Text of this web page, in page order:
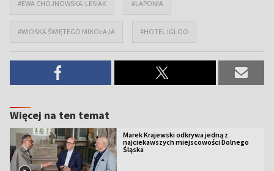
#EWA CHOJNOWSKA-LESIAK #LAPONIA
#WIOSKA ŚWIĘTEGO MIKOŁAJA #HOTEL IGLOO
Więcej na ten temat
Marek Krajewski odkrywa jedną z
najciekawszych miejscowości Dolnego
Śląska